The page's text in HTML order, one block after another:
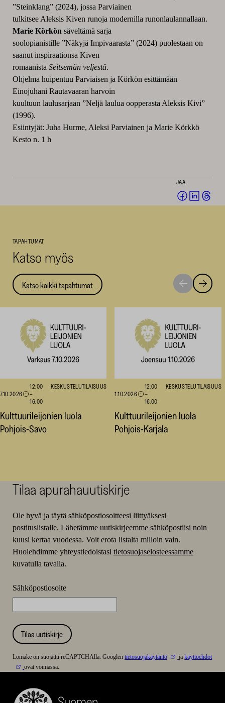
”Steinklang” (2024), jossa Parviainen
tulkitsee Aleksis Kiven runoja modernilla runonlaulannallaan.
Marie Körkön säveltämä sarja
soolopianistille ”Näkyjä Impivaarasta” (2024) puolestaan on
saanut inspiraationsa Kiven
romaanista Seitsemän veljestä.
Ohjelma huipentuu Parviaisen ja Körkön esittämään
Einojuhani Rautavaaran harvoin
kuultuun laulusarjaan ”Neljä laulua oopperasta Aleksis Kivi”
(1996).
Esiintyjät: Juha Hurme, Aleksi Parviainen ja Marie Körkkö
Kesto n. 1 h
JAA
Jaa Jaa
TAPAHTUMAT
Katso myös
Katso kaikki tapahtumat
Siirry
seuraavaan
Siirry
7.10.2026
12:00
–
16:00
KESKUSTELUTILAISUUS
Kulttuurileijonien luola
Pohjois-Savo
1.10.2026
12:00
–
16:00
KESKUSTELUTILAISUUS
Kulttuurileijonien luola
Pohjois-Karjala
Tilaa apurahauutiskirje
Ole hyvä ja täytä sähköpostiosoitteesi liittyäksesi
postituslistalle. Lähetämme uutiskirjeemme sähköpostiisi noin
kuusi kertaa vuodessa. Voit erota listalta milloin vain.
Huolehdimme yhteystiedoistasi tietosuojaselosteessamme
kuvatulla tavalla.
Sähköpostiosoite
Tilaa uutiskirje
Lomake on suojattu reCAPTCHAlla. Googlen tietosuojakäytäntö jakäyttöehdot
ovat voimassa.